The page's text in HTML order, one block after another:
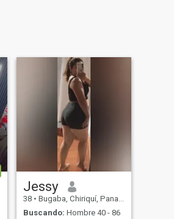
Jessy
38 • Bugaba, Chiriquí, Panamá
Buscando: Hombre 40 - 86